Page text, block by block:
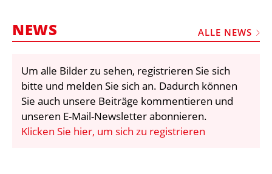
VIDEOS
BIBLIOTHEK
KRAN & BÜHNE
NEWS ALLE NEWS
Um alle Bilder zu sehen, registrieren Sie sich
bitte und melden Sie sich an. Dadurch können
Sie auch unsere Beiträge kommentieren und
unseren E-Mail-Newsletter abonnieren.
Klicken Sie hier, um sich zu registrieren